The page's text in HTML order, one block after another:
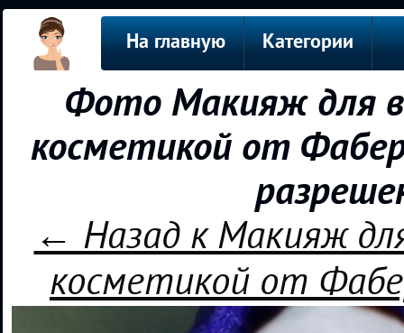
На главную Категории
Фото Макияж для
косметикой от
← Назад к Макияж
косметикой от